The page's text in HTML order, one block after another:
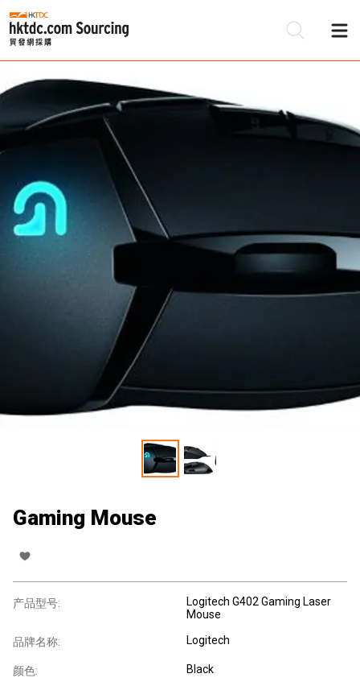
Gaming Mouse
产品型号:
Logitech G402 Gaming Laser
Mouse
品牌名称: Logitech
颜色: Black